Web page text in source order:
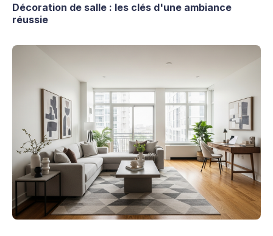
Décoration de salle : les clés d'une ambiance
réussie